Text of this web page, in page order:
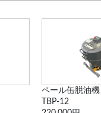
ペール缶脱油機
TBP-12